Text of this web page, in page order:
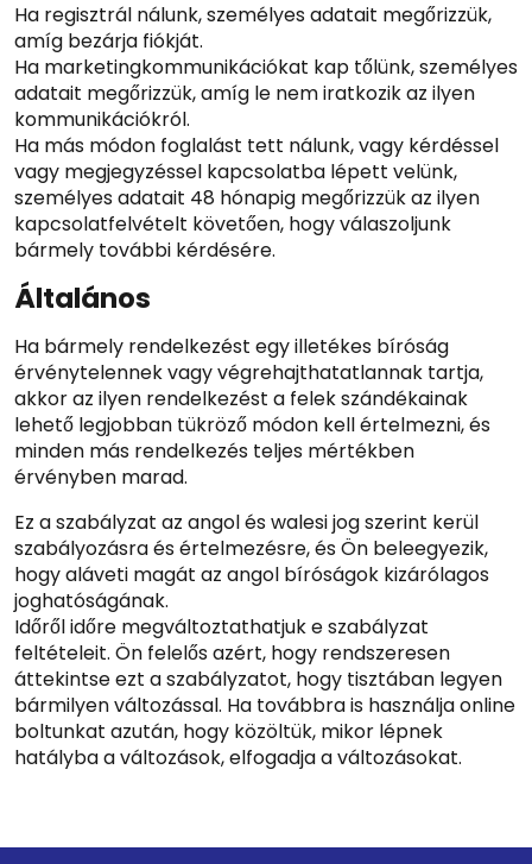
Ha regisztrál nálunk, személyes adatait megőrizzük,
amíg bezárja fiókját.
Ha marketingkommunikációkat kap tőlünk, személyes
adatait megőrizzük, amíg le nem iratkozik az ilyen
kommunikációkról.
Ha más módon foglalást tett nálunk, vagy kérdéssel
vagy megjegyzéssel kapcsolatba lépett velünk,
személyes adatait 48 hónapig megőrizzük az ilyen
kapcsolatfelvételt követően, hogy válaszoljunk
bármely további kérdésére.
Általános
Ha bármely rendelkezést egy illetékes bíróság
érvénytelennek vagy végrehajthatatlannak tartja,
akkor az ilyen rendelkezést a felek szándékainak
lehető legjobban tükröző módon kell értelmezni, és
minden más rendelkezés teljes mértékben
érvényben marad.
Ez a szabályzat az angol és walesi jog szerint kerül
szabályozásra és értelmezésre, és Ön beleegyezik,
hogy aláveti magát az angol bíróságok kizárólagos
joghatóságának.
Időről időre megváltoztathatjuk e szabályzat
feltételeit. Ön felelős azért, hogy rendszeresen
áttekintse ezt a szabályzatot, hogy tisztában legyen
bármilyen változással. Ha továbbra is használja online
boltunkat azután, hogy közöltük, mikor lépnek
hatályba a változások, elfogadja a változásokat.